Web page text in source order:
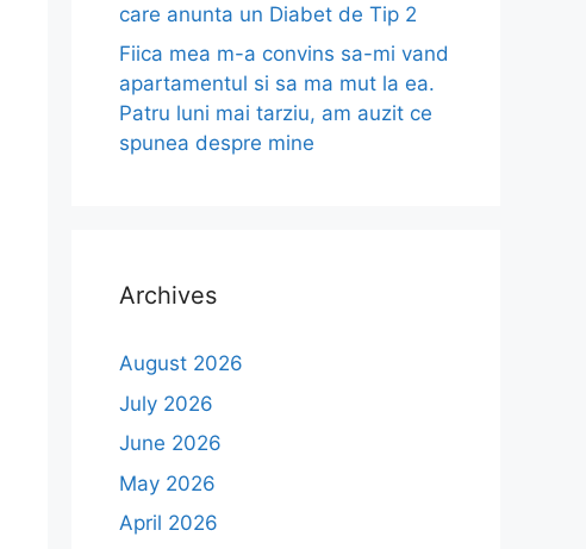
care anunta un Diabet de Tip 2
Fiica mea m-a convins sa-mi vand
apartamentul si sa ma mut la ea.
Patru luni mai tarziu, am auzit ce
spunea despre mine
Archives
August 2026
July 2026
June 2026
May 2026
April 2026